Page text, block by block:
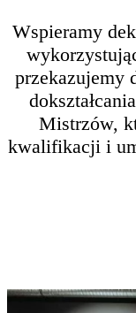
Wspieramy
przekazujemy
Mistrzów,
kwalifikacji i